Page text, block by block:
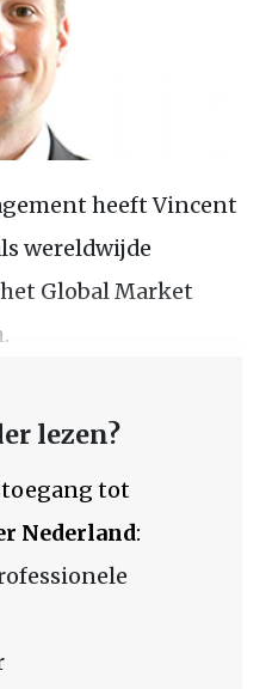
heeft Vincent
wereldwijde
Global Market
lezen?
tot
Nederland: